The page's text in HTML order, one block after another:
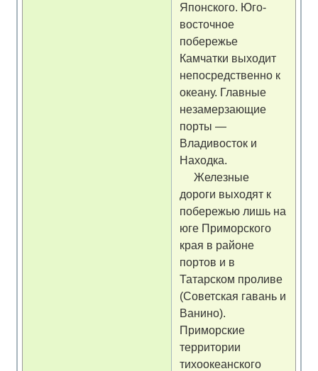
Японского. Юго-
восточное
побережье
Камчатки выходит
непосредственно к
океану. Главные
незамерзающие
порты —
Владивосток и
Находка.
Железные
дороги выходят к
побережью лишь на
юге Приморского
края в районе
портов и в
Татарском проливе
(Советская гавань и
Ванино).
Приморские
территории
тихоокеанского